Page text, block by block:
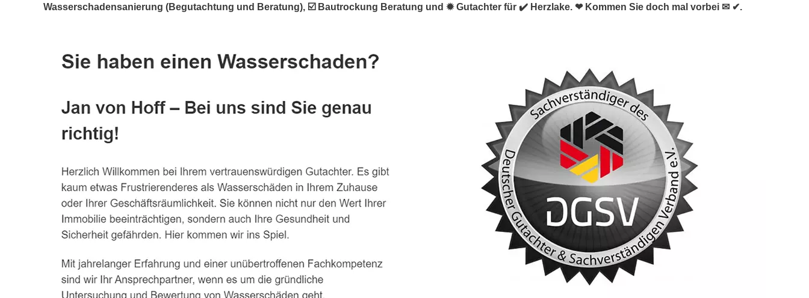
Wasserschadensanierung (Begutachtung und Beratung), ☑️ Bautrockung Beratung und ✹ Gutachter für ✔️ Herzlake. ❤ Kommen Sie doch mal vorbei ✉ ✔.